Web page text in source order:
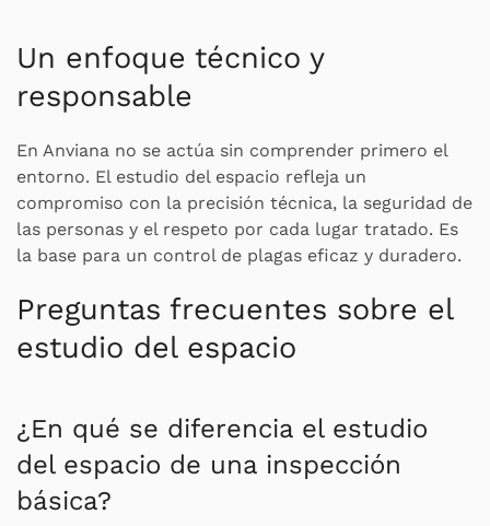
Un enfoque técnico y
responsable
En Anviana no se actúa sin comprender primero el
entorno. El estudio del espacio refleja un
compromiso con la precisión técnica, la seguridad de
las personas y el respeto por cada lugar tratado. Es
la base para un control de plagas eficaz y duradero.
Preguntas frecuentes sobre el
estudio del espacio
¿En qué se diferencia el estudio
del espacio de una inspección
básica?